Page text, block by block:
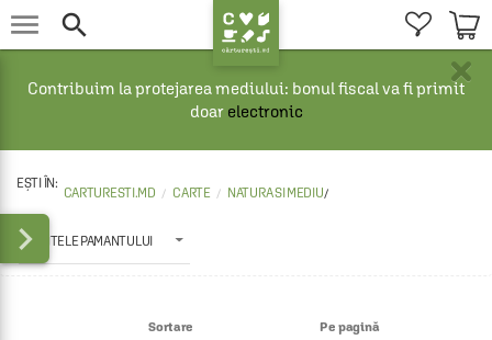
 
×
Contribuim la protejarea mediului: bonul fiscal va fi primit
doar electronic
CARTURESTI.MD CARTE NATURA SI MEDIU/
STIINTELE PAMANTULUI

Pe pagină
Sortare